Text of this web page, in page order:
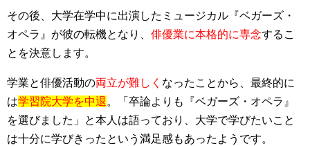
その後、大学在学中に出演したミュージカル『ベガーズ・
オペラ』が彼の転機となり、 俳優業に本格的に専念するこ
とを決意します。
学業と俳優活動の両立が難しく なったことから、最終的に
は学習院大学を中退 。「卒論よりも『ベガーズ・オペラ』
を選びました」と本人は語っており、大学で学びたいこと
は十分に学びきったという満足感もあったようです。